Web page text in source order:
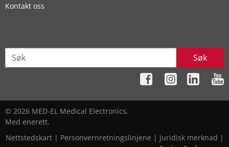
Kontakt oss
Søk
© 2026 MED-EL Medical Electronics.
Med enerett.
Nettstedskart | Personvernretningslinjene | Juridisk merknad |